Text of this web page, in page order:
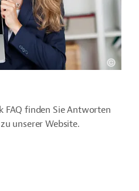
FAQ finden Sie Antworten
unserer Website.